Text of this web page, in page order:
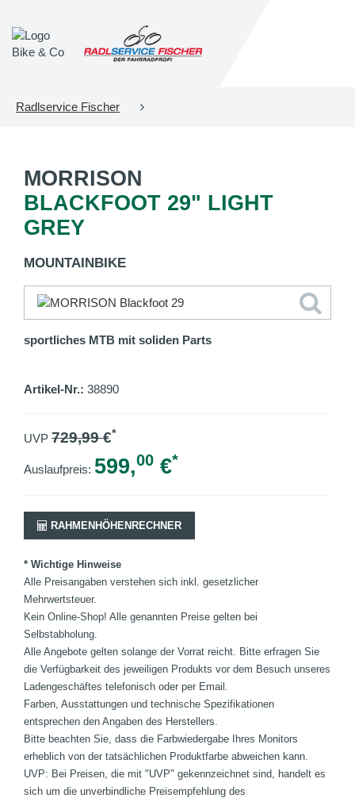
Radlservice Fischer
MORRISON
BLACKFOOT 29" LIGHT
GREY
MOUNTAINBIKE
sportliches MTB mit soliden Parts
Artikel-Nr.: 38890
UVP 729,99€*
Auslaufpreis: 599,00 €*
RAHMENHÖHENRECHNER
* Wichtige Hinweise
Alle Preisangaben verstehen sich inkl. gesetzlicher
Mehrwertsteuer.
Kein Online-Shop! Alle genannten Preise gelten bei
Selbstabholung.
Alle Angebote gelten solange der Vorrat reicht. Bitte erfragen Sie
die Verfügbarkeit des jeweiligen Produkts vor dem Besuch unseres
Ladengeschäftes telefonisch oder per Email.
Farben, Ausstattungen und technische Spezifikationen
entsprechen den Angaben des Herstellers.
Bitte beachten Sie, dass die Farbwiedergabe Ihres Monitors
erheblich von der tatsächlichen Produktfarbe abweichen kann.
UVP: Bei Preisen, die mit "UVP" gekennzeichnet sind, handelt es
sich um die unverbindliche Preisempfehlung des